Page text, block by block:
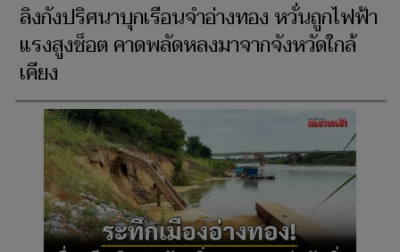
ลิงกังปริศนาบุกเรือนจำอ่างทอง หวั่นถูกไฟฟ้า
แรงสูงช็อต คาดพลัดหลงมาจากจังหวัดใกล้
เคียง